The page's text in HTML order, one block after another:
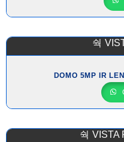
DOMO 5MP IR
VISTA